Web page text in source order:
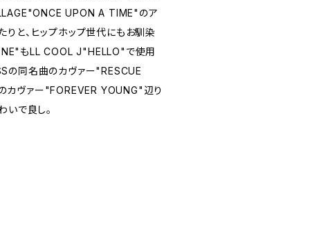
UPON A TIME"のア
と、ヒップホップ世代にもお馴染
もLL COOL J"HELLO"で使用
の同名曲のカヴァー"RESCUE
カヴァー"FOREVER YOUNG"辺り
いで良し。